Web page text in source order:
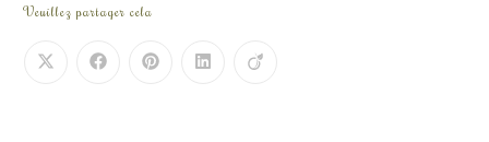
Veuillez partager cela